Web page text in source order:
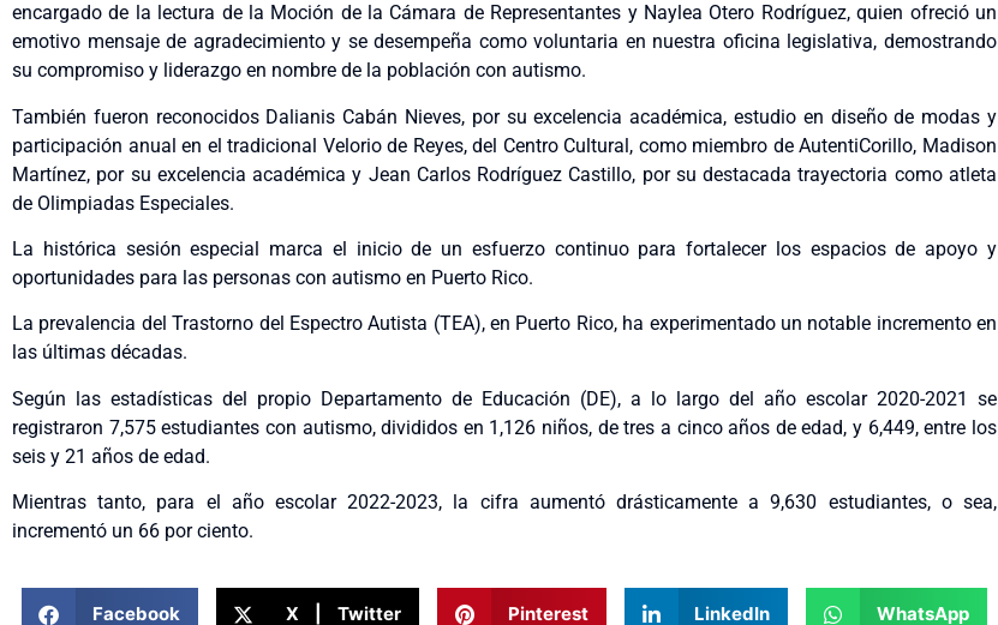
encargado de la lectura de la Moción de la Cámara de Representantes y Naylea Otero Rodríguez, quien ofreció un
emotivo mensaje de agradecimiento y se desempeña como voluntaria en nuestra oficina legislativa, demostrando
su compromiso y liderazgo en nombre de la población con autismo.
También fueron reconocidos Dalianis Cabán Nieves, por su excelencia académica, estudio en diseño de modas y
participación anual en el tradicional Velorio de Reyes, del Centro Cultural, como miembro de AutentiCorillo, Madison
Martínez, por su excelencia académica y Jean Carlos Rodríguez Castillo, por su destacada trayectoria como atleta
de Olimpiadas Especiales.
La histórica sesión especial marca el inicio de un esfuerzo continuo para fortalecer los espacios de apoyo y
oportunidades para las personas con autismo en Puerto Rico.
La prevalencia del Trastorno del Espectro Autista (TEA), en Puerto Rico, ha experimentado un notable incremento en
las últimas décadas.
Según las estadísticas del propio Departamento de Educación (DE), a lo largo del año escolar 2020-2021 se
registraron 7,575 estudiantes con autismo, divididos en 1,126 niños, de tres a cinco años de edad, y 6,449, entre los
seis y 21 años de edad.
Mientras tanto, para el año escolar 2022-2023, la cifra aumentó drásticamente a 9,630 estudiantes, o sea,
incrementó un 66 por ciento.
Facebook X | Twitter Pinterest LinkedIn WhatsApp